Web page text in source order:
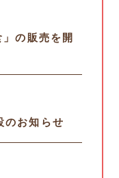
の販売を開
お知らせ